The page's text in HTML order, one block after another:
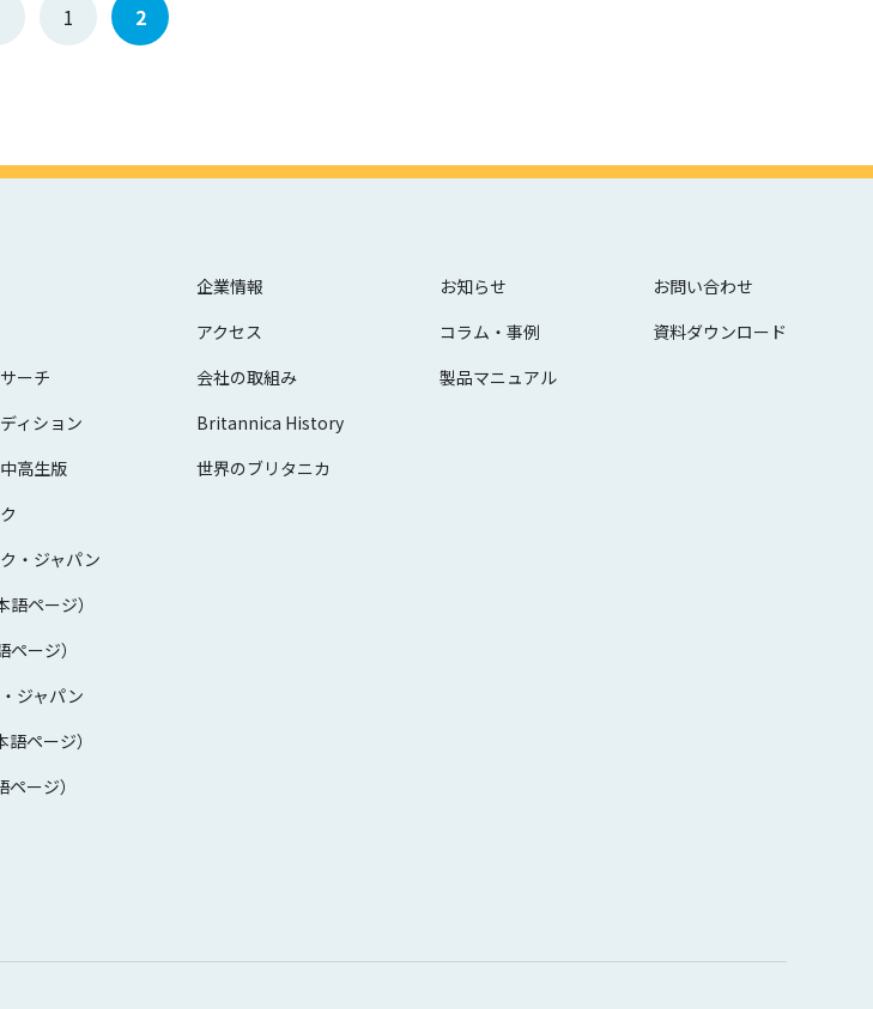
1 2
ーチ
ィション
高生版
・ジャパン
ページ）
ージ）
ジャパン
ページ）
ージ）
企業情報
アクセス
会社の取組み
Britannica History
世界のブリタニカ
お知らせ
コラム・事例
製品マニュアル
お問い合わせ
資料ダウンロード